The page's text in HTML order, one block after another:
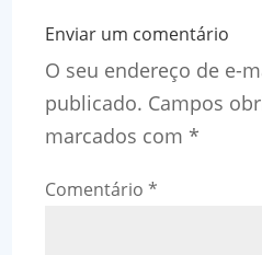
Enviar um comentário
O seu endereço de e-
publicado. Campos
marcados com*
Comentário*